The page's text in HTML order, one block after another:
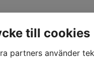
till cookies
partners använder